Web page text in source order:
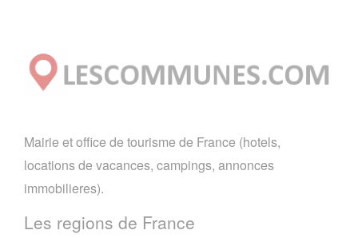
Mairie et office de tourisme de France (hotels,
locations de vacances, campings, annonces
immobilieres).
Les regions de France